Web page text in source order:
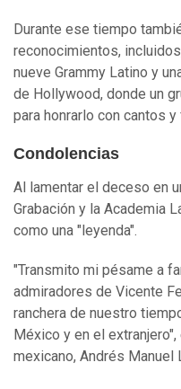
Durante ese tiempo
reconocimientos,
nueve Grammy Latino y
de Hollywood, donde un
para honrarlo con cantos y
Condolencias
Al lamentar el deceso en
Grabación y la Academia
como una "leyenda".
"Transmito mi pésame a
admiradores de Vicente
ranchera de nuestro
México y en el
mexicano, Andrés Manuel